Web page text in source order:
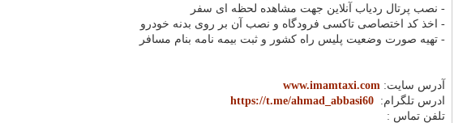
- نصب پرتال ردیاب آنلاین جهت مشاهده لحظه ای سفر
- اخذ کد اختصاصی تاکسی فرودگاه و نصب آن بر روی بدنه خودرو
- تهیه صورت وضعیت پلیس راه کشور و ثبت بیمه نامه بنام مسافر
آدرس سایت: www.imamtaxi.com
ادرس تلگرام: https://t.me/ahmad_abbasi60
تلفن تماس :